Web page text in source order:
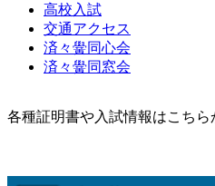
高校入試
交通アクセス
済々黌同心会
済々黌同窓会
各種証明書や入試情報はこちら